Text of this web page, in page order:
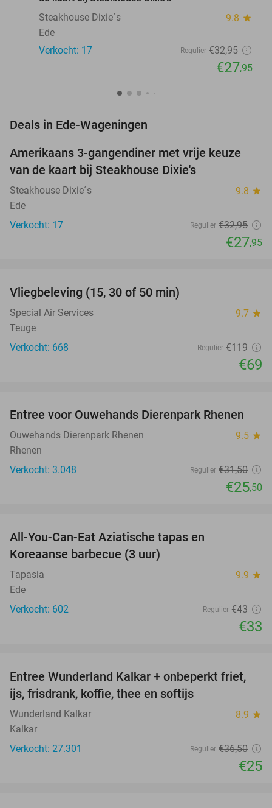
Steakhouse Dixie´s
9.8 star
Ede
Verkocht: 17
Regulier €32,95
€27,95
Deals in Ede-Wageningen
15%
TODAY
Amerikaans 3-gangendiner met vrije keuze
van de kaart bij Steakhouse Dixie's
Steakhouse Dixie´s 9.8 star
Ede
Verkocht: 17
Regulier €32,95
€27,95
NEW
TODAY
Vliegbeleving (15, 30 of 50 min)
Special Air Services 9.7 star
Teuge
Verkocht: 668
Regulier €119
€69
19%
Entree voor Ouwehands Dierenpark Rhenen
Ouwehands Dierenpark Rhenen 9.5 star
Rhenen
Verkocht: 3.048
Regulier €31,50
€25,50
All-You-Can-Eat Aziatische tapas en
Koreaanse barbecue (3 uur)
Tapasia 9.9 star
Ede
Verkocht: 602
Regulier €43
€33
32%
Entree Wunderland Kalkar + onbeperkt friet,
ijs, frisdrank, koffie, thee en softijs
Wunderland Kalkar 8.9 star
Kalkar
Verkocht: 27.301
Regulier €36,50
€25